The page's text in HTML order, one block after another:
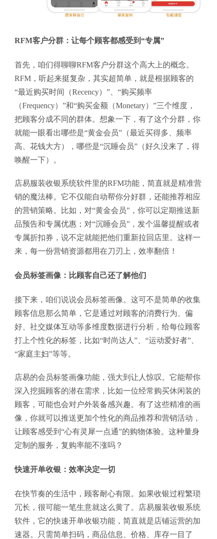
RFM客户分群：让每个顾客都感受到“专属”
首先，咱们得聊聊RFM客户分群这个高大上的概念。
RFM，听起来挺复杂，其实超简单，就是根据顾客的
“最近购买时间（Recency）”、“购买频率
（Frequency）”和“购买金额（Monetary）”三个维度，
把顾客分成不同的群体。想象一下，有了这个分群，你
就能一眼看出哪些是“黄金会员”（最近买得多、频率
高、花钱大方），哪些是“沉睡会员”（好久没来了，得
唤醒一下）。
店易服装收银系统软件里的RFM功能，简直就是精准营
销的魔法棒。它不仅能自动帮你分好群，还能推荐相应
的营销策略。比如，对“黄金会员”，你可以定期推送新
品预告和专属优惠；对“沉睡会员”，发个温馨提醒或者
专属折扣券，说不定就能把他们重新拉回店里。这样一
来，每一份营销资源都用在刀刃上，效率翻倍！
会员标签画像：比顾客自己还了解他们
接下来，咱们说说会员标签画像。这可不是简单的收集
顾客信息那么简单，它是通过对顾客的消费行为、偏
好、社交媒体互动等多维度数据进行分析，给每位顾客
打上个性化的标签，比如“时尚达人”、“运动爱好者”、
“家庭主妇”等等。
店易的会员标签画像功能，强大到让人惊叹。它能帮你
深入挖掘顾客的潜在需求，比如一位经常购买休闲装的
顾客，可能也会对户外装备感兴趣。有了这些精准的画
像，你就可以推送更加个性化的商品推荐和营销活动，
让顾客感受到“心有灵犀一点通”的购物体验。这种量身
定制的服务，复购率能不涨吗？
快速开单收银：效率决定一切
在快节奏的生活中，顾客耐心有限。如果收银过程繁琐
冗长，很可能一笔生意就这么黄了。店易服装收银系统
软件，它的快速开单收银功能，简直就是店铺运营的加
速器。只需简单扫码，商品信息、价格、库存一目了